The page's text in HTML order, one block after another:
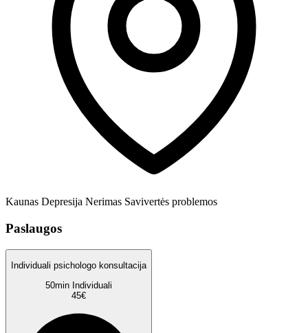
Kaunas Depresija Nerimas Savivertės problemos
Paslaugos
Individuali psichologo konsultacija
50min Individuali
45€